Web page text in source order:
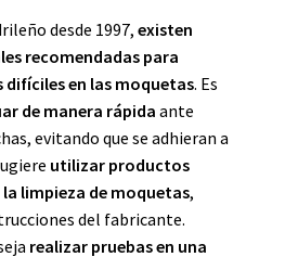
desde 1997, existen
recomendadas para
difíciles en las moquetas. Es
de manera rápidaante
evitando que se adhieran a
utilizar productos
limpieza de moquetas,
del fabricante.
realizar pruebas en una